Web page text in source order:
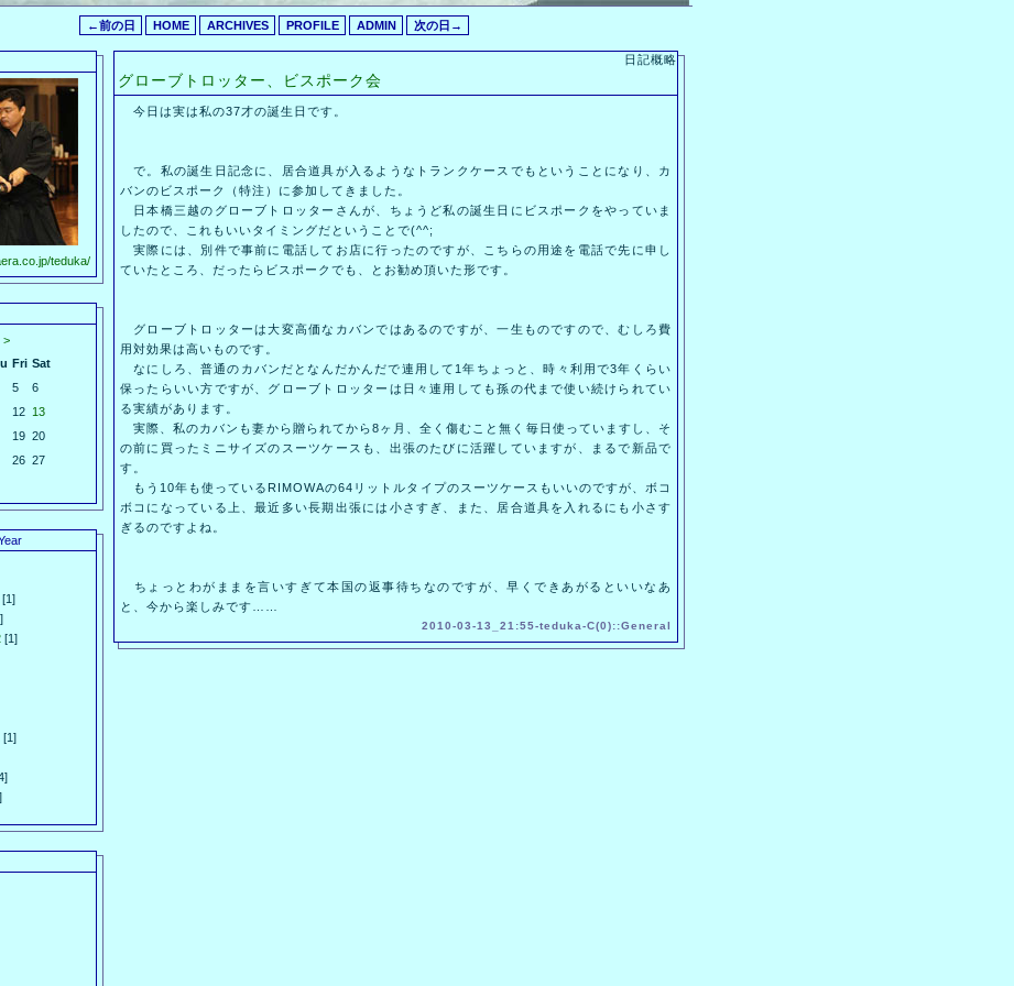
←前の日 HOME ARCHIVES PROFILE ADMIN 次の日→
teduka/
>
Fri Sat
5
6
12 13
19 20
26 27
[1]
[1]
[1]
日記概略
グローブトロッター、ビスポーク会
今日は実は私の37才の誕生日です。
で。私の誕生日記念に、居合道具が入るようなトランクケースでもということになり、カ
バンのビスポーク（特注）に参加してきました。
日本橋三越のグローブトロッターさんが、ちょうど私の誕生日にビスポークをやっていま
したので、これもいいタイミングだということで(^^;
実際には、別件で事前に電話してお店に行ったのですが、こちらの用途を電話で先に申し
ていたところ、だったらビスポークでも、とお勧め頂いた形です。
グローブトロッターは大変高価なカバンではあるのですが、一生ものですので、むしろ費
用対効果は高いものです。
なにしろ、普通のカバンだとなんだかんだで連用して1年ちょっと、時々利用で3年くらい
保ったらいい方ですが、グローブトロッターは日々連用しても孫の代まで使い続けられてい
る実績があります。
実際、私のカバンも妻から贈られてから8ヶ月、全く傷むこと無く毎日使っていますし、そ
の前に買ったミニサイズのスーツケースも、出張のたびに活躍していますが、まるで新品で
す。
もう10年も使っているRIMOWAの64リットルタイプのスーツケースもいいのですが、ボコ
ボコになっている上、最近多い長期出張には小さすぎ、また、居合道具を入れるにも小さす
ぎるのですよね。
ちょっとわがままを言いすぎて本国の返事待ちなのですが、早くできあがるといいなあ
と、今から楽しみです……
2010-03-13_21:55-teduka-C(0)::General